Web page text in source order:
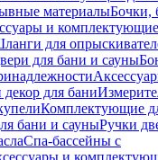
материалыБочки,
и
для
для бани и сауны
для бани
Комплектующие
бани и сауныРучки
Спа-бассейны с
и